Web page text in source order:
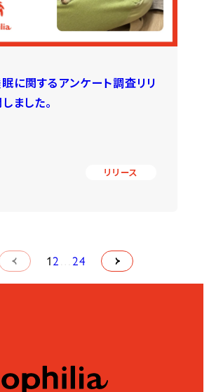
に関するアンケート調査リリ
ました。
リリース
1 2 … 24